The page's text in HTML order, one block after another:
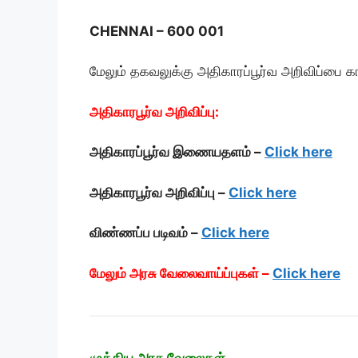
CHENNAI – 600 001
மேலும் தகவலுக்கு அதிகாரப்பூர்வ அறிவிப்பை
அதிகாரபூர்வ அறிவிப்பு:
அதிகாரப்பூர்வ இணையதளம் – Click here
அதிகாரபூர்வ அறிவிப்பு – Click here
விண்ணப்ப படிவம் – Click here
மேலும் அரசு வேலைவாய்ப்புகள் – Click here